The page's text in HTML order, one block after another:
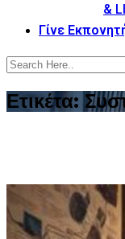
&
Γίνε
Ετικέτα: